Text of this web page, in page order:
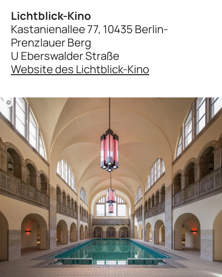
Lichtblick-Kino
Kastanienallee 77, 10435 Berlin-
Prenzlauer Berg
U Eberswalder Straße
Website des Lichtblick-Kino
©